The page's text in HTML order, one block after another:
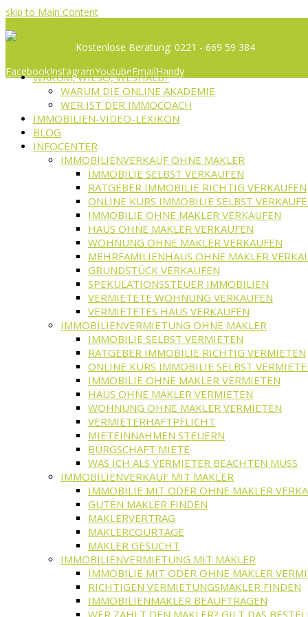
skip to Main Content
Kostenlose Beratung: 0221 - 669 59 384
FacebookInstagramYoutubeEmailHandy
WARUM, WIESO, WESHALB?
WARUM DIE ONLINE AKADEMIE
WER IST DER IMMOCOACH
IMMOBILIEN-VIDEO-LEXIKON
BLOG
INFOCENTER
IMMOBILIENVERKAUF OHNE MAKLER
IMMOBILIE SELBST VERKAUFEN
RATGEBER IMMOBILIE RICHTIG VERKAUFEN
ONLINE KURS IMMOBILIE SELBST
IMMOBILIE OHNE MAKLER VERKAUFEN
HAUS OHNE MAKLER VERKAUFEN
WOHNUNG OHNE MAKLER VERKAUFEN
MEHRFAMILIENHAUS OHNE MAKLER
GRUNDSTÜCK VERKAUFEN
SPEKULATIONSSTEUER IMMOBILIEN
VERMIETETE WOHNUNG VERKAUFEN
VERMIETETES HAUS VERKAUFEN
IMMOBILIENVERMIETUNG OHNE MAKLER
IMMOBILIE SELBST VERMIETEN
RATGEBER IMMOBILIE RICHTIG VERMIETEN
ONLINE KURS IMMOBILIE SELBST
IMMOBILIE OHNE MAKLER VERMIETEN
HAUS OHNE MAKLER VERMIETEN
WOHNUNG OHNE MAKLER VERMIETEN
VERMIETERHAFTPFLICHT
MIETEINNAHMEN STEUERN
BÜRGSCHAFT MIETE
WAS ICH ALS VERMIETER BEACHTEN MUSS
IMMOBILIENVERKAUF MIT MAKLER
IMMOBILIE MIT ODER OHNE MAKLER
GUTEN MAKLER FINDEN
MAKLERVERTRAG
MAKLERCOURTAGE
MAKLER GESUCHT
IMMOBILIENVERMIETUNG MIT MAKLER
IMMOBILIE MIT ODER OHNE MAKLER
RICHTIGEN VERMIETUNGSMAKLER FINDEN
IMMOBILIENMAKLER BEAUFTRAGEN
WER ZAHLT DEN MAKLER? GILT DAS